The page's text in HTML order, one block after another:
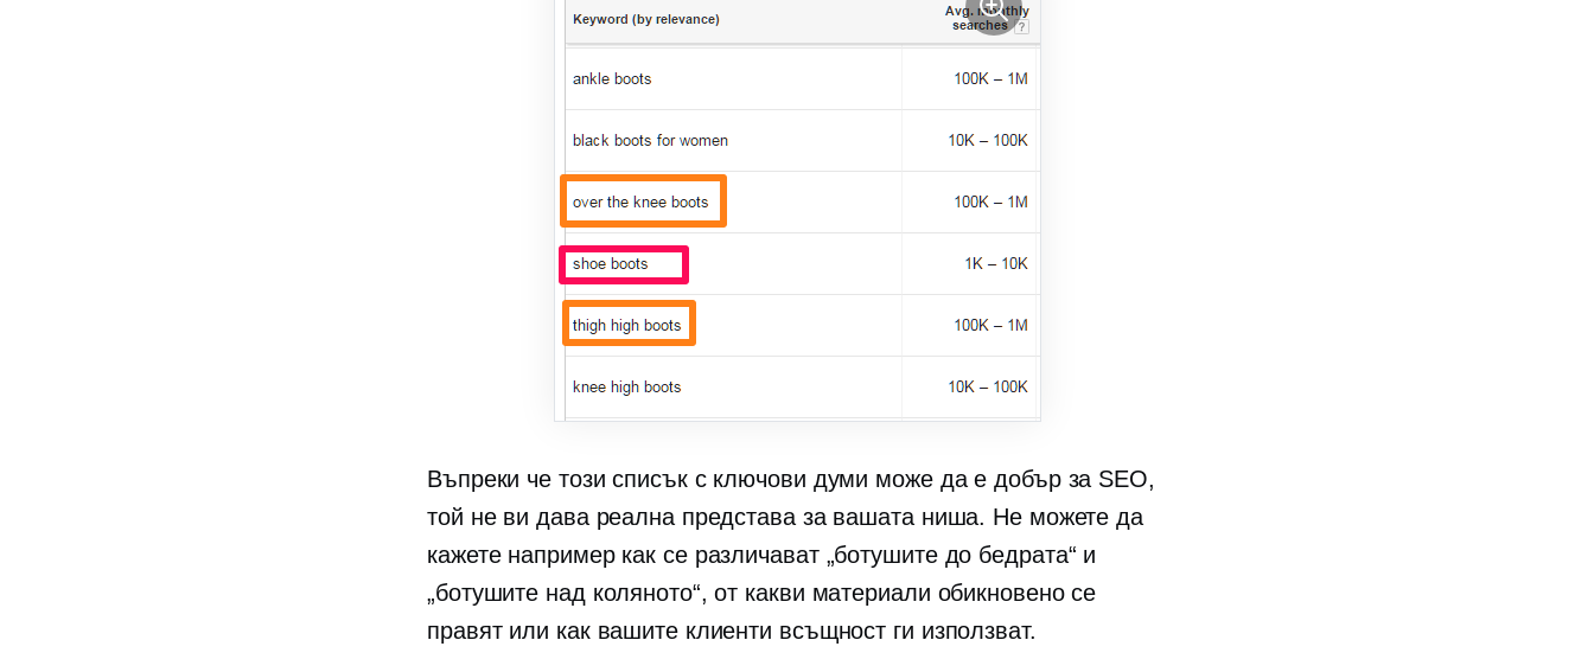
Въпреки че този списък с ключови думи може да е добър за SEO,
той не ви дава реална представа за вашата ниша. Не можете да
кажете например как се различават „ботушите до бедрата“ и
„ботушите над коляното“, от какви материали обикновено се
правят или как вашите клиенти всъщност ги използват.